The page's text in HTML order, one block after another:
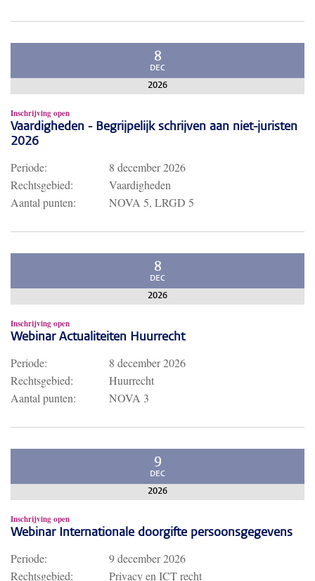
8
DEC
2026
Inschrijving open
Vaardigheden - Begrijpelijk schrijven aan niet-juristen
2026
Periode:
8 december 2026
Rechtsgebied:
Vaardigheden
Aantal punten:
NOVA 5, LRGD 5
8
DEC
2026
Inschrijving open
Webinar Actualiteiten Huurrecht
Periode:
8 december 2026
Rechtsgebied:
Huurrecht
Aantal punten:
NOVA 3
9
DEC
2026
Inschrijving open
Webinar Internationale doorgifte persoonsgegevens
Periode:
9 december 2026
Rechtsgebied:
Privacy en ICT recht